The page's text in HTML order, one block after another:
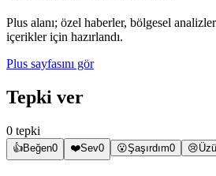
Plus alanı; özel haberler, bölgesel
içerikler için hazırlandı.
Plus sayfasını gör
Tepki ver
0 tepki
👍Beğen0 ❤️Sev0 😮Şaşırdım0 😢